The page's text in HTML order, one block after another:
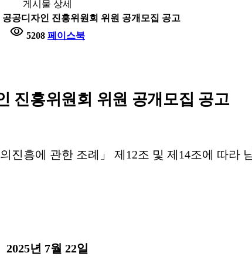
게시물 상세
공디자인 진흥위원회 위원 공개모집 공고
visibility 5208 페이스북
진흥위원회 위원 공개모집 공고
진흥에 관한 조례 」제12조 및 제14조에 따라
2025년 7월 22일